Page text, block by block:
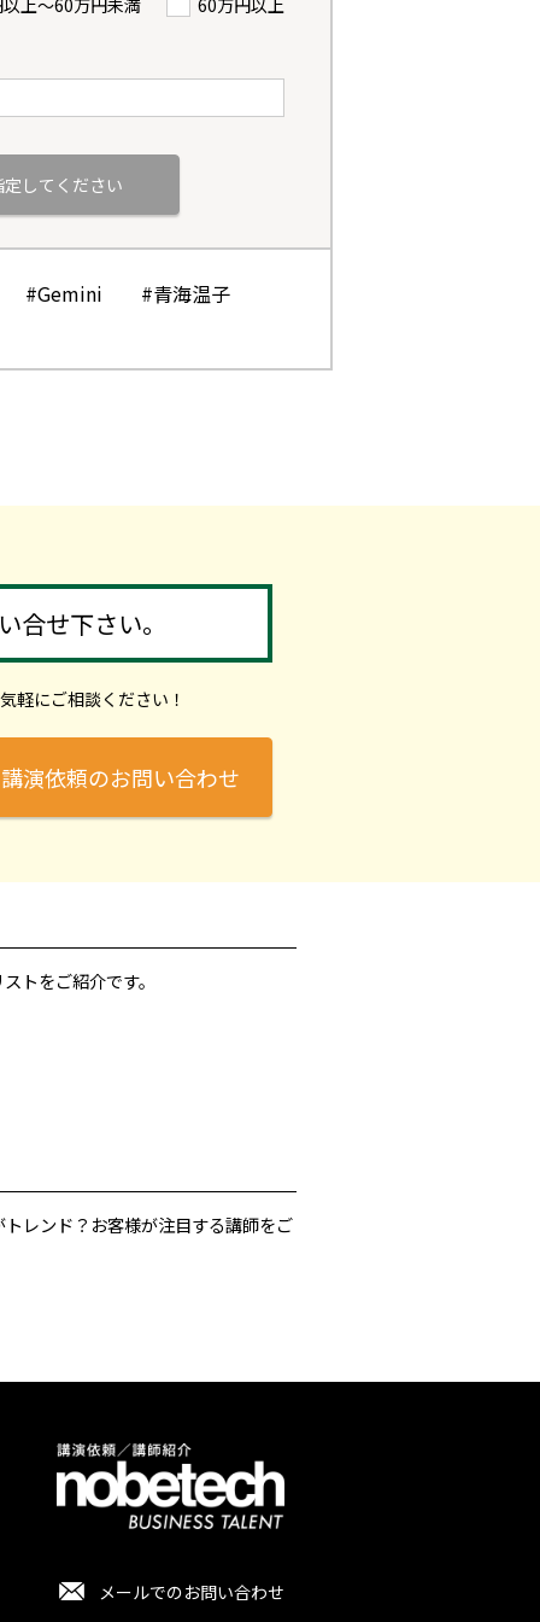
上〜60万円未満 60万円以上
#Gemini #青海温子
合せ下さい。
軽にご相談ください！
講演依頼のお問い合わせ
トをご紹介です。
レンド？お客様が注目する講師をご
メールでのお問い合わせ